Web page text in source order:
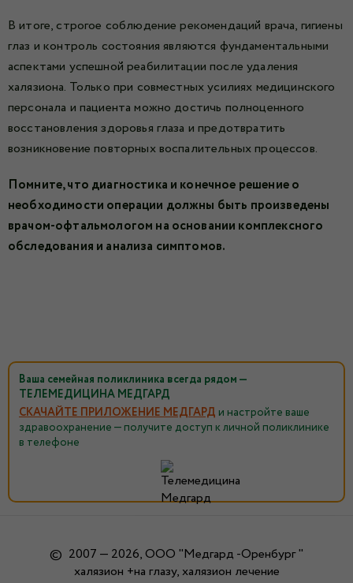
В итоге, строгое соблюдение рекомендаций врача, гигиены
глаз и контроль состояния являются фундаментальными
аспектами успешной реабилитации после удаления
халязиона. Только при совместных усилиях медицинского
персонала и пациента можно достичь полноценного
восстановления здоровья глаза и предотвратить
возникновение повторных воспалительных процессов.
Помните, что диагностика и конечное решение о
необходимости операции должны быть произведены
врачом-офтальмологом на основании комплексного
обследования и анализа симптомов.
Ваша семейная поликлиника всегда рядом —
ТЕЛЕМЕДИЦИНА МЕДГАРД
СКАЧАЙТЕ ПРИЛОЖЕНИЕ МЕДГАРД и настройте ваше
здравоохранение — получите доступ к личной поликлинике
в телефоне
© 2007 — 2026, ООО "Медгард -Оренбург "
халязион +на глазу, халязион лечение